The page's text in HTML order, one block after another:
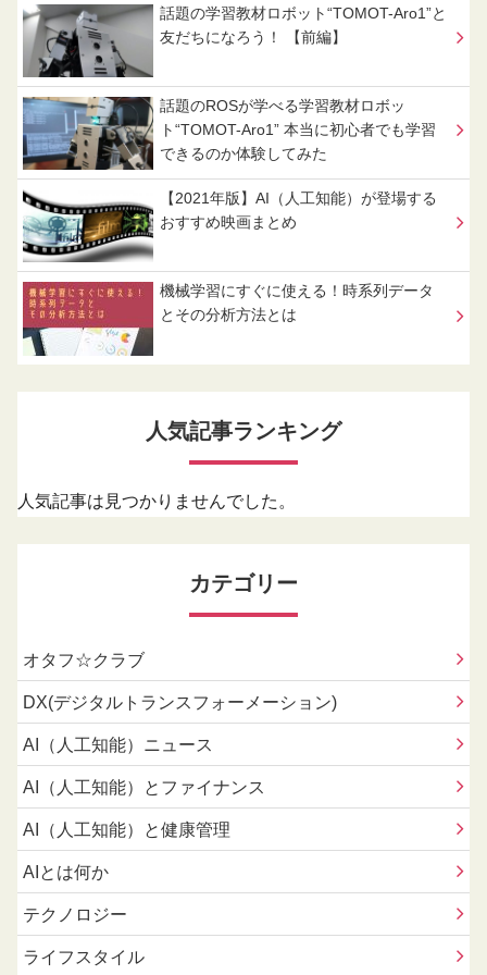
話題の学習教材ロボット“TOMOT-Aro1”と
友だちになろう！ 【前編】
話題のROSが学べる学習教材ロボッ
ト“TOMOT-Aro1” 本当に初心者でも学習
できるのか体験してみた
【2021年版】AI（人工知能）が登場する
おすすめ映画まとめ
機械学習にすぐに使える！時系列データ
とその分析方法とは
人気記事ランキング
人気記事は見つかりませんでした。
カテゴリー
オタフ☆クラブ
DX(デジタルトランスフォーメーション)
AI（人工知能）ニュース
AI（人工知能）とファイナンス
AI（人工知能）と健康管理
AIとは何か
テクノロジー
ライフスタイル